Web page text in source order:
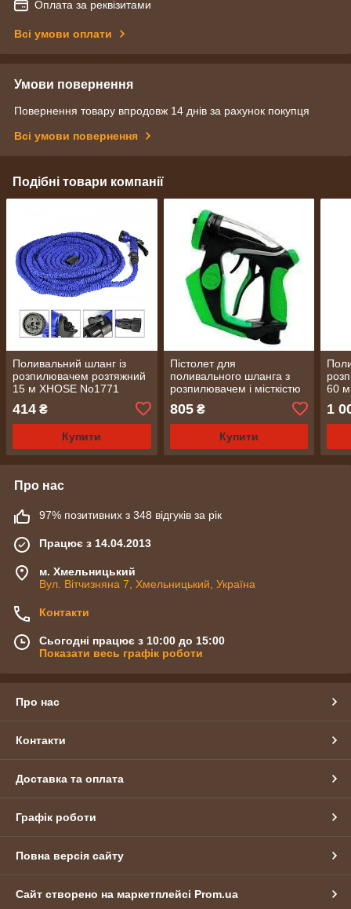
Оплата за реквізитами
Всі умови оплати
Умови повернення
Повернення товару впродовж 14 днів за рахунок покупця
Всі умови повернення
Подібні товари компанії
Поливальний шланг із
розпилювачем розтяжний
15 м XHOSE No1771
414 ₴
Купити
Пістолет для
поливального шланга з
розпилювачем і місткістю
для піни XHOSE No1903
805₴
Купити
60 м
1
Про нас
97% позитивних з 348 відгуків за рік
Працює з 14.04.2013
м. Хмельницький
Вул. Вітчизняна 7, Хмельницький, Україна
Контакти
Сьогодні працює з 10:00 до 15:00
Показати весь графік роботи
Про нас
Контакти
Доставка та оплата
Графік роботи
Повна версія сайту
Сайт створено на маркетплейсі Prom.ua